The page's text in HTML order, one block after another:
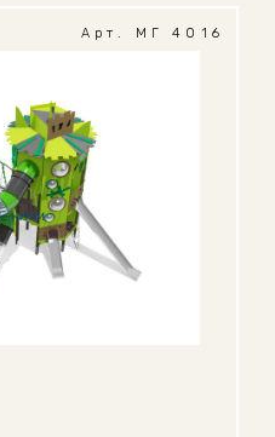
Арт. МГ 4016